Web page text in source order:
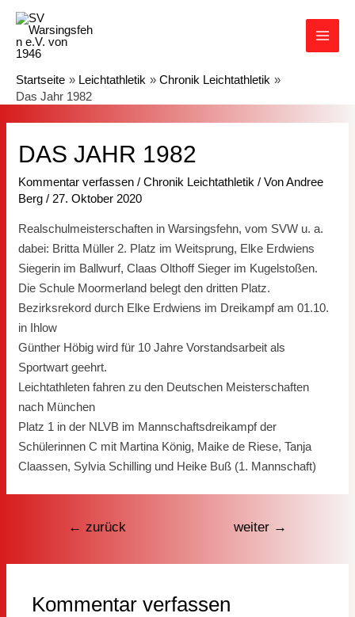
Zum
Inhalt
springen
Startseite Leichtathletik
Chronik Leichtathletik
Das Jahr 1982
DAS JAHR 1982
Kommentar verfassen /Chronik Leichtathletik / VonAndree
Berg / 27. Oktober 2020
Realschulmeisterschaften in Warsingsfehn, vom SVW u. a.
dabei: Britta Müller 2. Platz im Weitsprung, Elke Erdwiens
Siegerin im Ballwurf, Claas Olthoff Sieger im Kugelstoßen.
Die Schule Moormerland belegt den dritten Platz.
Bezirksrekord durch Elke Erdwiens im Dreikampf am 01.10.
in Ihlow
Günther Höbig wird für 10 Jahre Vorstandsarbeit als
Sportwart geehrt.
Leichtathleten fahren zu den Deutschen Meisterschaften
nach München
Platz 1 in der NLVB im Mannschaftsdreikampf der
Schülerinnen C mit Martina König, Maike de Riese, Tanja
Claassen, Sylvia Schilling und Heike Buß (1. Mannschaft)
Beitragsnavigation
← zurück weiter →
Kommentar verfassen